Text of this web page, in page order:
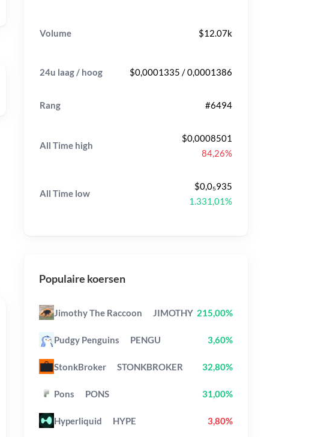
Volume $12.07k
24u laag / hoog $0,0001335 / 0,0001386
Rang #6494
All Time high
$0,0008501
84,26%
All Time low
$0,0₅935
1.331,01%
Populaire koersen
Jimothy The Raccoon JIMOTHY 215,00%
Pudgy Penguins PENGU 3,60%
StonkBroker STONKBROKER 32,80%
Pons PONS 31,00%
Hyperliquid HYPE 3,80%